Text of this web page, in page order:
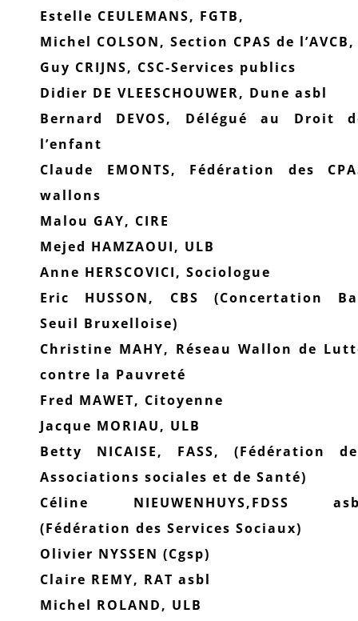
Estelle CEULEMANS, FGTB,
Michel COLSON, Section CPAS de l’AVCB,
Guy CRIJNS, CSC-Services publics
Didier DE VLEESCHOUWER, Dune asbl
Bernard DEVOS, Délégué au Droit
l’enfant
Claude EMONTS, Fédération des
wallons
Malou GAY, CIRE
Mejed HAMZAOUI, ULB
Anne HERSCOVICI, Sociologue
Eric HUSSON, CBS (Concertation
Seuil Bruxelloise)
Christine MAHY, Réseau Wallon de
contre la Pauvreté
Fred MAWET, Citoyenne
Jacque MORIAU, ULB
Betty NICAISE, FASS, (Fédération
Associations sociales et de Santé)
Céline NIEUWENHUYS,FDSS
(Fédération des Services Sociaux)
Olivier NYSSEN (Cgsp)
Claire REMY, RAT asbl
Michel ROLAND, ULB